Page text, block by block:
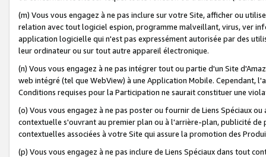
(m) Vous vous engagez à ne pas inclure sur votre Site, afficher ou
relation avec tout logiciel espion, programme malveillant, virus, ver
application logicielle qui n'est pas expressément autorisée par des
leur ordinateur ou sur tout autre appareil électronique.
(n) Vous vous engagez à ne pas intégrer tout ou partie d'un Site
web intégré (tel que WebView) à une Application Mobile. Cependant,
Conditions requises pour la Participation ne saurait constituer une
(o) Vous vous engagez à ne pas poster ou fournir de Liens Spéciaux
contextuelle s'ouvrant au premier plan ou à l'arrière-plan, publicité
contextuelles associées à votre Site qui assure la promotion des
(p) Vous vous engagez à ne pas inclure de Liens Spéciaux dans tout